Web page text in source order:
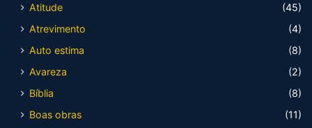
Atitude
(45)
Atrevimento
(4)
Auto estima
(8)
Avareza
(2)
Bíblia
(8)
Boas obras
(11)